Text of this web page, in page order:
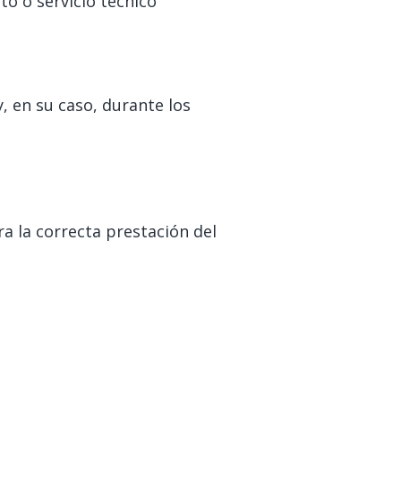
en su caso, durante los
la correcta prestación del